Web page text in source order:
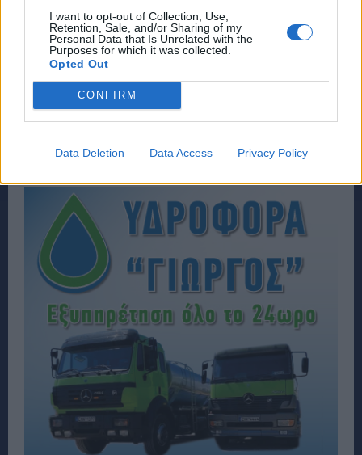
I want to opt-out of Collection, Use,
Retention, Sale, and/or Sharing of my
Personal Data that Is Unrelated with the
Purposes for which it was collected.
Opted Out
CONFIRM
Data Deletion Data Access Privacy Policy